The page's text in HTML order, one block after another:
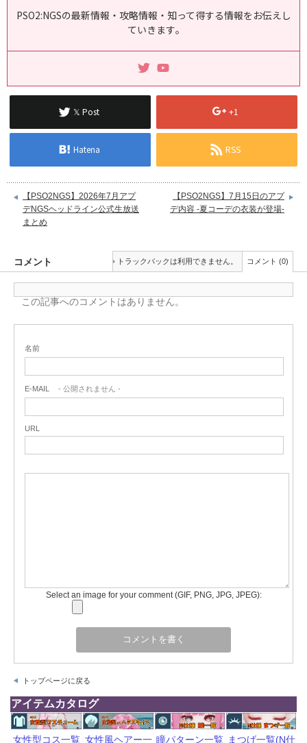
PSO2:NGSの最新情報・攻略情報・知って得する情報をお伝えし
ていきます｡
𝕏 Post +1
Hatena RSS
【PSO2NGS】2026年7月アプ
デNGSヘッドライン公式生放送
まとめ
【PSO2NGS】7月15日のアプ
デ内容 -夏コーデの衣装が登場-
コメント トラックバックは利用できません。 コメント (0)
この記事へのコメントはありません。
名前
E-MAIL - 公開されません -
URL
Select an image for your comment (GIF, PNG, JPG, JPEG):
トップページに戻る
アイテムカタログ
女性型コス一覧 女性風ヘアー一 瞳パターン一覧 まつげ一覧(N仕